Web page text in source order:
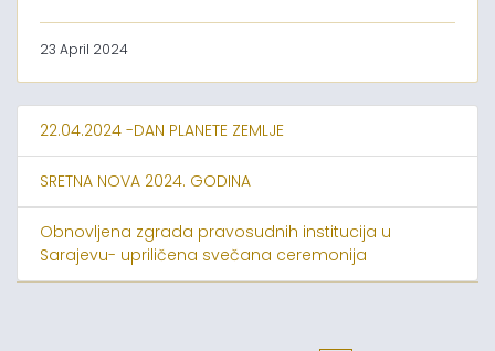
23 April 2024
22.04.2024 -DAN PLANETE ZEMLJE
SRETNA NOVA 2024. GODINA
Obnovljena zgrada pravosudnih institucija u
Sarajevu- upriličena svečana ceremonija